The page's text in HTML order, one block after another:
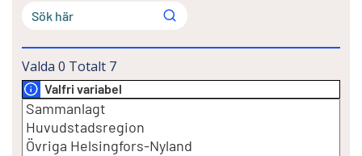
Valda 0 Totalt 7
Valfri variabel